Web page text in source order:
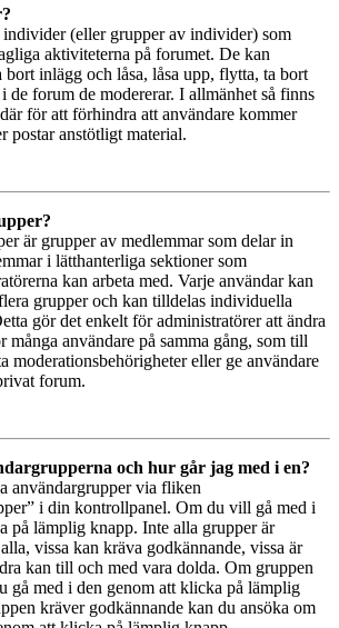
(eller grupper av individer) som
aktiviteterna på forumet. De kan
bort inlägg och låsa, låsa upp, flytta, ta bort
de forum de modererar. I allmänhet så finns
för att förhindra att användare kommer
postar anstötligt material.
är grupper av medlemmar som delar in
i lätthanterliga sektioner som
kan arbeta med. Varje användar kan
grupper och kan tilldelas individuella
gör det enkelt för administratörer att ändra
många användare på samma gång, som till
moderationsbehörigheter eller ge användare
forum.
och hur går jag med i en?
användargrupper via fliken
i din kontrollpanel. Om du vill gå med i
på lämplig knapp. Inte alla grupper är
vissa kan kräva godkännande, vissa är
kan till och med vara dolda. Om gruppen
gå med i den genom att klicka på lämplig
kräver godkännande kan du ansöka om